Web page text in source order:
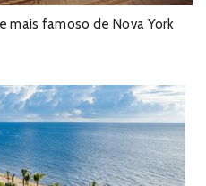
mais famoso de Nova York